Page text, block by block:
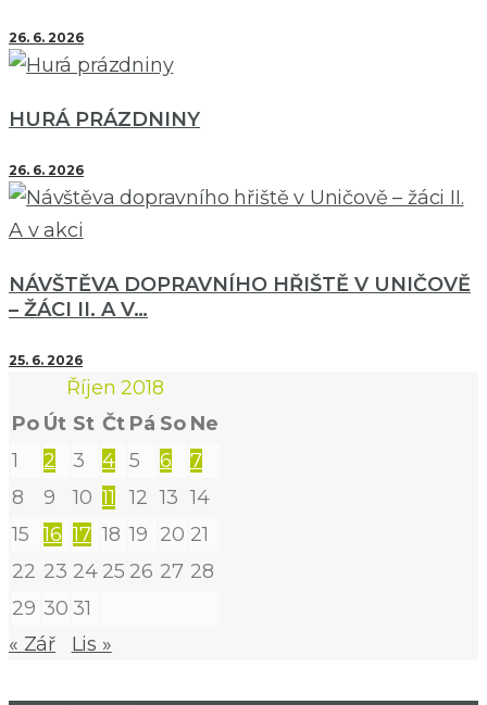
26. 6. 2026
HURÁ PRÁZDNINY
26. 6. 2026
NÁVŠTĚVA DOPRAVNÍHO HŘIŠTĚ V UNIČOVĚ
– ŽÁCI II. A V…
25. 6. 2026
Říjen 2018
Po Út St Čt Pá So Ne
1
2 3 4 5 6
7
8
9 10 11 12 13 14
15
16 17 18 19 20 21
22 23 24 25 26 27 28
29 30 31
« Zář
Lis »